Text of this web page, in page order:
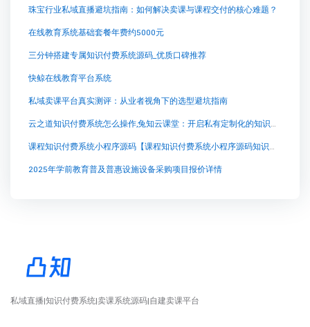
珠宝行业私域直播避坑指南：如何解决卖课与课程交付的核心难题？
在线教育系统基础套餐年费约5000元
三分钟搭建专属知识付费系统源码_优质口碑推荐
快鲸在线教育平台系统
私域卖课平台真实测评：从业者视角下的选型避坑指南
云之道知识付费系统怎么操作,兔知云课堂：开启私有定制化的知识付费之旅
课程知识付费系统小程序源码【课程知识付费系统小程序源码知识付费系统系统怎么制作，知识付费系统搭建使用教程】
2025年学前教育普及普惠设施设备采购项目报价详情
私域直播|知识付费系统|卖课系统源码|自建卖课平台